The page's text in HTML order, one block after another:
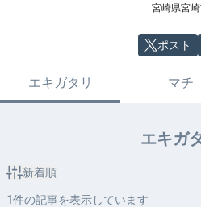
宮崎県宮
ポスト
エキガタリ マチ
エキガ
新着順
1件の記事を表示しています